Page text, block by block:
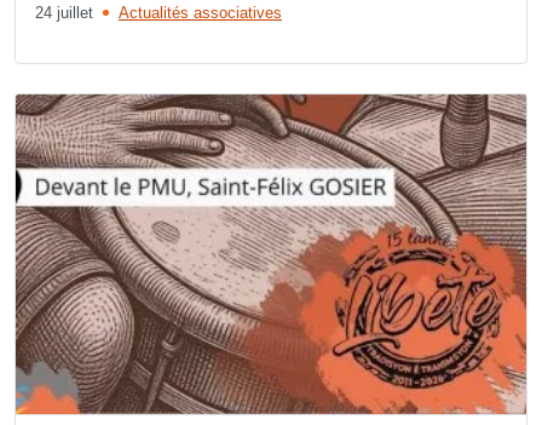
24 juillet Actualités associatives